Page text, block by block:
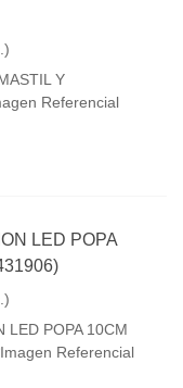
Y
Referencial
LED POPA
LED POPA 10CM
Referencial